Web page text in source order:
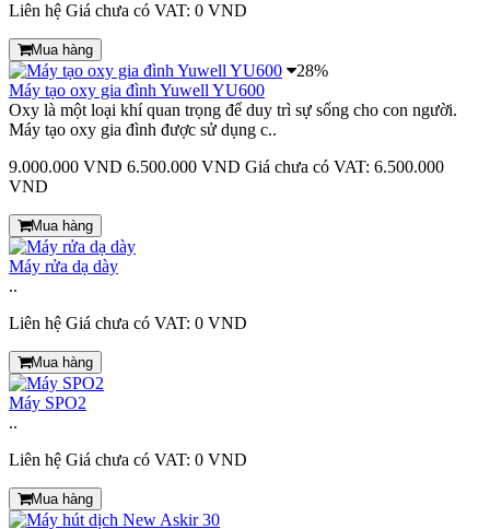
Liên hệ Giá chưa có VAT: 0 VND
Mua hàng
28%
Máy tạo oxy gia đình Yuwell YU600
Oxy là một loại khí quan trọng để duy trì sự sống cho con người.
Máy tạo oxy gia đình được sử dụng c..
9.000.000 VND 6.500.000 VND Giá chưa có VAT: 6.500.000
VND
Mua hàng
Máy rửa dạ dày
..
Liên hệ Giá chưa có VAT: 0 VND
Mua hàng
Máy SPO2
..
Liên hệ Giá chưa có VAT: 0 VND
Mua hàng